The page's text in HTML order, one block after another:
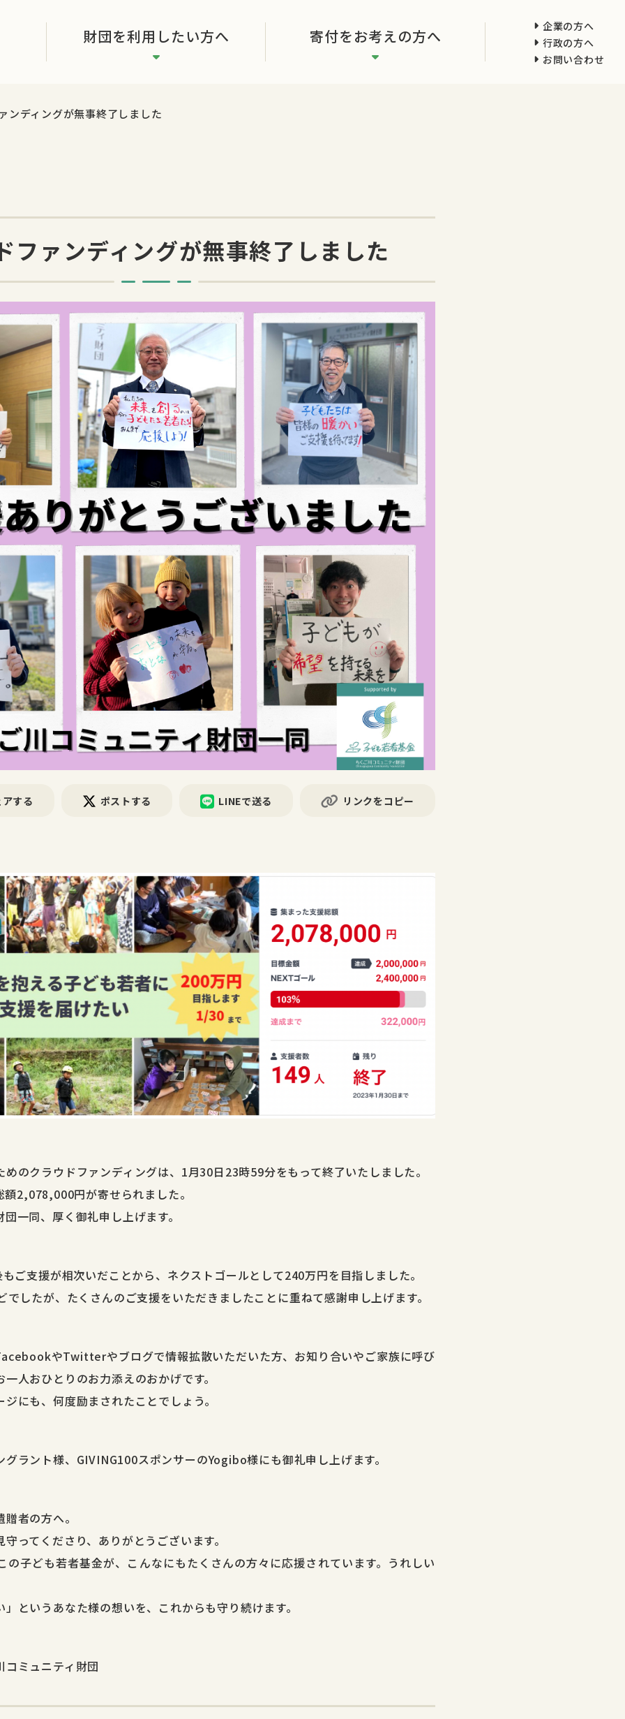
財団を利用したい方へ 寄付をお考えの方へ
企業の方へ
行政の方へ
お問い合わせ
ンディングが無事終了しました
ファンディングが無事終了しました
する ポストする LINEで送る リンクをコピー
のクラウドファンディングは、1月30日23時59分をもって終了いたしました。
2,078,000円が寄せられました。
一同、厚く御礼申し上げます。
ご支援が相次いだことから、ネクストゴールとして240万円を目指しました。
したが、たくさんのご支援をいただきましたことに重ねて感謝申し上げます。
やTwitterやブログで情報拡散いただいた方、お知り合いやご家族に呼び
人おひとりのお力添えのおかげです。
にも、何度励まされたことでしょう。
ラント様、GIVING100スポンサーのYogibo様にも御礼申し上げます。
者の方へ。
ってくださり、ありがとうございます。
の子ども若者基金が、こんなにもたくさんの方々に応援されています。うれしい
というあなた様の想いを、これからも守り続けます。
ミュニティ財団